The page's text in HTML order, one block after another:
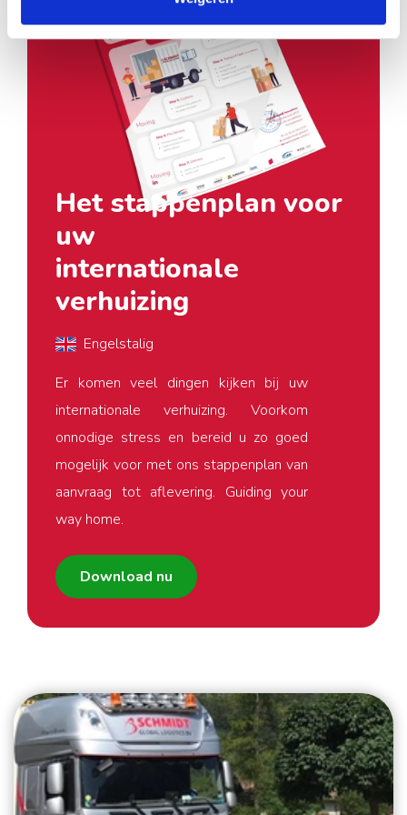
Het stappenplan voor
uw
internationale
verhuizing
Engelstalig
Er komen veel dingen kijken bij uw
internationale verhuizing. Voorkom
onnodige stress en bereid u zo goed
mogelijk voor met ons stappenplan van
aanvraag tot aflevering. Guiding your
way home.
Download nu